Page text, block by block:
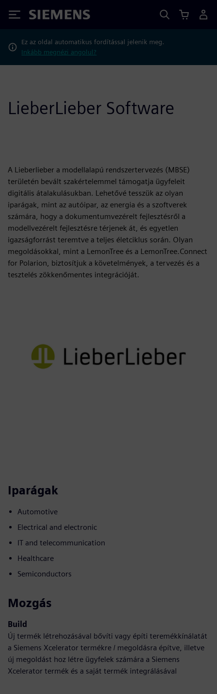
Siemens
Ez az oldal automatikus fordítással jelenik meg.
Inkább megnézi angolul?
LieberLieber Software
A Lieberlieber a modellalapú rendszertervezés (MBSE)
területén bevált szakértelemmel támogatja ügyfeleit
digitális átalakulásukban. Lehetővé tesszük az olyan
iparágak, mint az autóipar, az energia és a szoftverek
számára, hogy a dokumentumvezérelt fejlesztésről a
modellvezérelt fejlesztésre térjenek át, és egyetlen
igazságforrást teremtve a teljes életciklus során. Olyan
megoldásokkal, mint a LemonTree és a LemonTree.Connect
for Polarion, biztosítjuk a követelmények, a tervezés és a
tesztelés zökkenőmentes integrációját.
Iparágak
Automotive
Electrical and electronic
IT and telecommunication
Healthcare
Semiconductors
Mozgás
Build
Új termék létrehozásával bővíti vagy építi teremékkínálatát
a Siemens Xcelerator termékre / megoldásra építve, illetve
új megoldást hoz létre ügyfelek számára a Siemens
Xcelerator termék és a saját termék integrálásával